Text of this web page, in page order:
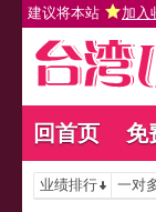
建议将本站 加入
回首页 免
业绩排行 一对